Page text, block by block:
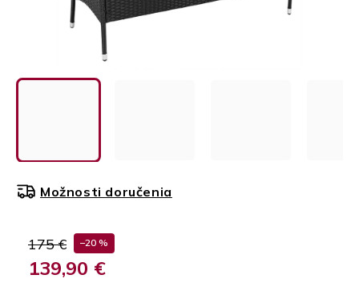
175 € –20 %
139,90 €
Možnosti doručenia